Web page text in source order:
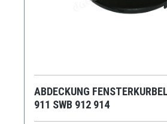
ABDECKUNG
911 SWB 912 914